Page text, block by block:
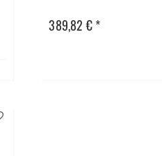
389,82 € *